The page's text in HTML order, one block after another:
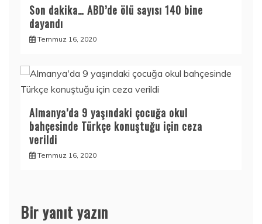
Son dakika… ABD’de ölü sayısı 140 bine
dayandı
Temmuz 16, 2020
Almanya’da 9 yaşındaki çocuğa okul
bahçesinde Türkçe konuştuğu için ceza
verildi
Temmuz 16, 2020
Bir yanıt yazın